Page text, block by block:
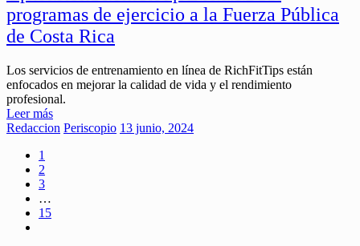
programas de ejercicio a la Fuerza Pública
de Costa Rica
Los servicios de entrenamiento en línea de RichFitTips están
enfocados en mejorar la calidad de vida y el rendimiento
profesional.
Leer más
Redaccion Periscopio 13 junio, 2024
1
2
3
…
15